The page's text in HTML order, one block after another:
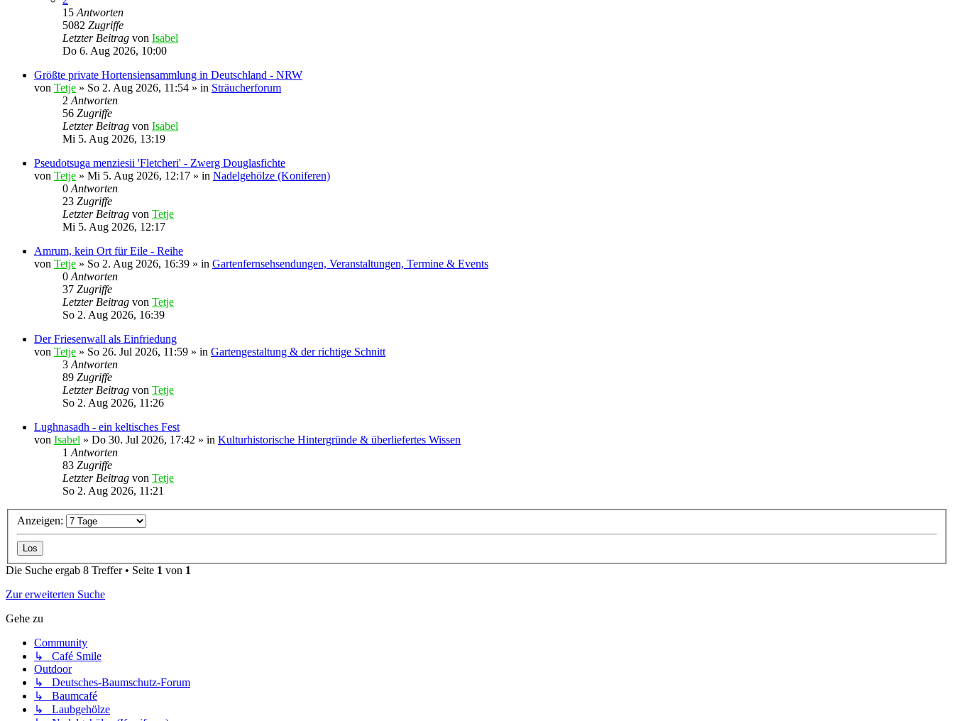
15 Antworten
5082 Zugriffe
Letzter Beitrag von Isabel
Do 6. Aug 2026, 10:00
Größte private Hortensiensammlung in Deutschland - NRW
von Tetje » So 2. Aug 2026, 11:54 » in Sträucherforum
2 Antworten
56 Zugriffe
Letzter Beitrag von Isabel
Mi 5. Aug 2026, 13:19
Pseudotsuga menziesii 'Fletcheri' - Zwerg Douglasfichte
von Tetje » Mi 5. Aug 2026, 12:17 » in Nadelgehölze (Koniferen)
0 Antworten
23 Zugriffe
Letzter Beitrag von Tetje
Mi 5. Aug 2026, 12:17
Amrum, kein Ort für Eile - Reihe
von Tetje » So 2. Aug 2026, 16:39 » in Gartenfernsehsendungen, Veranstaltungen, Termine & Events
0 Antworten
37 Zugriffe
Letzter Beitrag von Tetje
So 2. Aug 2026, 16:39
Der Friesenwall als Einfriedung
von Tetje » So 26. Jul 2026, 11:59 » in Gartengestaltung & der richtige Schnitt
3 Antworten
89 Zugriffe
Letzter Beitrag von Tetje
So 2. Aug 2026, 11:26
Lughnasadh - ein keltisches Fest
von Isabel » Do 30. Jul 2026, 17:42 » in Kulturhistorische Hintergründe & überliefertes Wissen
1 Antworten
83 Zugriffe
Letzter Beitrag von Tetje
So 2. Aug 2026, 11:21
Anzeigen:
Die Suche ergab 8 Treffer • Seite 1 von 1
Zur erweiterten Suche
Gehe zu
Community
↳ Café Smile
Outdoor
↳ Deutsches-Baumschutz-Forum
↳ Baumcafé
↳ Laubgehölze